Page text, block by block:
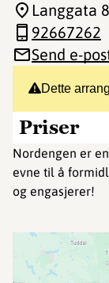
Dette
Priser
Nordengen er
evne til å
og engasjerer!
Langgata 8
92667262
Send e-